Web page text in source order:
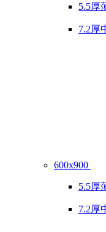
5.5厚
7.2厚
600x900
5.5厚
7.2厚